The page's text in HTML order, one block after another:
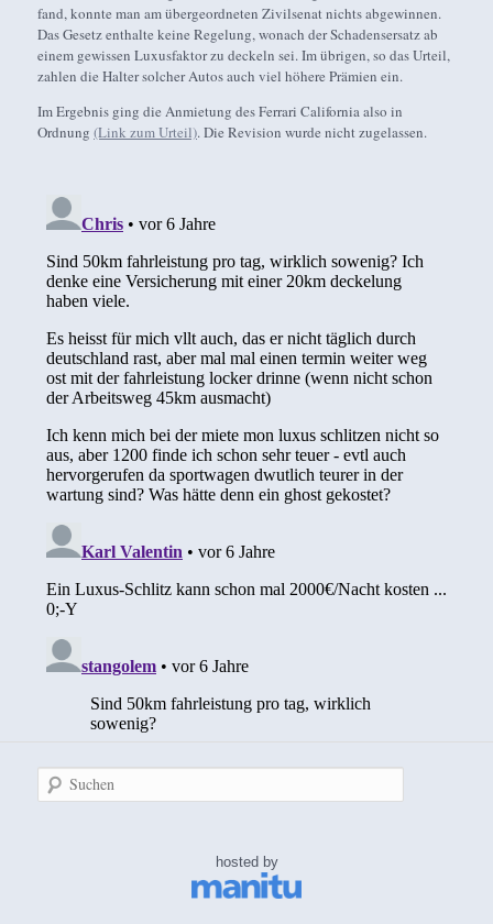
fand, konnte man am übergeordneten Zivilsenat nichts abgewinnen.
Das Gesetz enthalte keine Regelung, wonach der Schadensersatz ab
einem gewissen Luxusfaktor zu deckeln sei. Im übrigen, so das Urteil,
zahlen die Halter solcher Autos auch viel höhere Prämien ein.
Im Ergebnis ging die Anmietung des Ferrari California also in
Ordnung(Link zum Urteil). Die Revision wurde nicht zugelassen.
Suchen
hosted by